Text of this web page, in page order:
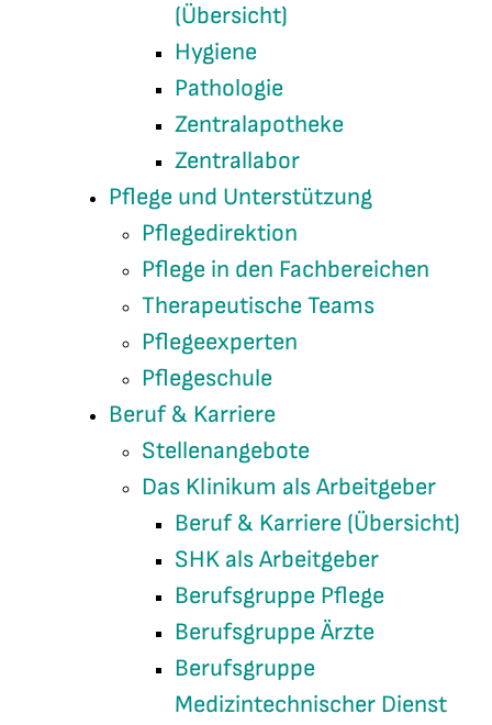
(Übersicht)
Hygiene
Pathologie
Zentralapotheke
Zentrallabor
Pflege und Unterstützung
Pflegedirektion
Pflege in den Fachbereichen
Therapeutische Teams
Pflegeexperten
Pflegeschule
Beruf & Karriere
Stellenangebote
Das Klinikum als Arbeitgeber
Beruf & Karriere (Übersicht)
SHK als Arbeitgeber
Berufsgruppe Pflege
Berufsgruppe Ärzte
Berufsgruppe
Medizintechnischer Dienst